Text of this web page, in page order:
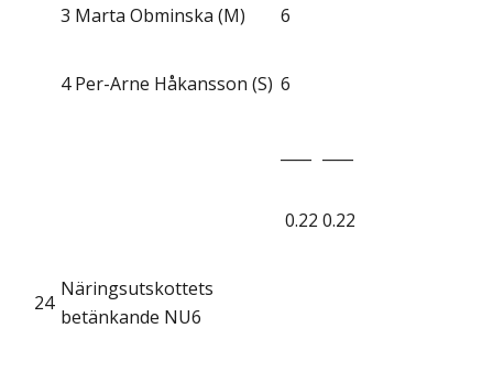
3 Marta Obminska (M) 6
4 Per-Arne Håkansson (S) 6
0.22 0.22
24
Näringsutskottets
betänkande NU6